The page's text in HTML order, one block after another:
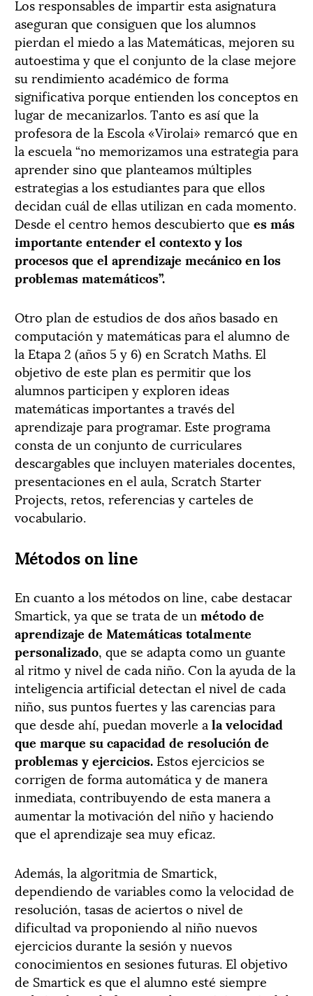
Los responsables de impartir esta asignatura
aseguran que consiguen que los alumnos
pierdan el miedo a las Matemáticas, mejoren su
autoestima y que el conjunto de la clase mejore
su rendimiento académico de forma
significativa porque entienden los conceptos en
lugar de mecanizarlos. Tanto es así que la
profesora de la Escola «Virolai» remarcó que en
la escuela “no memorizamos una estrategia para
aprender sino que planteamos múltiples
estrategias a los estudiantes para que ellos
decidan cuál de ellas utilizan en cada momento.
Desde el centro hemos descubierto que es más
importante entender el contexto y los
procesos que el aprendizaje mecánico en los
problemas matemáticos”.
Otro plan de estudios de dos años basado en
computación y matemáticas para el alumno de
la Etapa 2 (años 5 y 6) en Scratch Maths. El
objetivo de este plan es permitir que los
alumnos participen y exploren ideas
matemáticas importantes a través del
aprendizaje para programar. Este programa
consta de un conjunto de curriculares
descargables que incluyen materiales docentes,
presentaciones en el aula, Scratch Starter
Projects, retos, referencias y carteles de
vocabulario.
Métodos on line
En cuanto a los métodos on line, cabe destacar
Smartick, ya que se trata de un método de
aprendizaje de Matemáticas totalmente
personalizado, que se adapta como un guante
al ritmo y nivel de cada niño. Con la ayuda de la
inteligencia artificial detectan el nivel de cada
niño, sus puntos fuertes y las carencias para
que desde ahí, puedan moverle a la velocidad
que marque su capacidad de resolución de
problemas y ejercicios. Estos ejercicios se
corrigen de forma automática y de manera
inmediata, contribuyendo de esta manera a
aumentar la motivación del niño y haciendo
que el aprendizaje sea muy eficaz.
Además, la algoritmia de Smartick,
dependiendo de variables como la velocidad de
resolución, tasas de aciertos o nivel de
dificultad va proponiendo al niño nuevos
ejercicios durante la sesión y nuevos
conocimientos en sesiones futuras. El objetivo
de Smartick es que el alumno esté siempre